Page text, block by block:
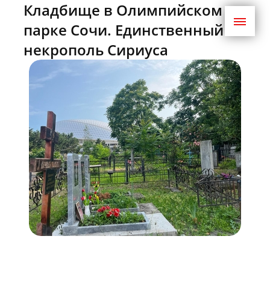
Кладбище в Олимпийском
парке Сочи. Единственный
некрополь Сириуса